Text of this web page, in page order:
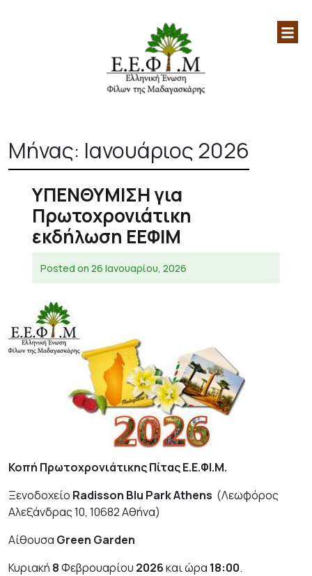
to
content
Αφρική|
Μήνας: Ιανουάριος 2026
ΥΠΕΝΘΥΜΙΣΗ για
Πρωτοχρονιάτικη
εκδήλωση ΕΕΦΙΜ
Posted on 26 Ιανουαρίου, 2026
Κοπή Πρωτοχρονιάτικης Πίτας Ε.Ε.ΦΙ.Μ.
Ξενοδοχείο Radisson Blu ParkAthens (Λεωφόρος
Αλεξάνδρας 10, 10682 Αθήνα)
Αίθουσα Green Garden
Κυριακή 8Φεβρουαρίου 2026και ώρα 18:00.